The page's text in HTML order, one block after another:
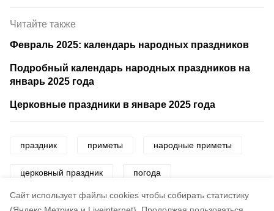
Cайт использует файлы cookies чтобы собирать статистику
Читайте также
Февраль 2025: календарь народных праздников
Подробный календарь народных праздников на
январь 2025 года
Церковные праздники в январе 2025 года
праздник приметы народные приметы
церковный праздник погода
Авторы: Маргарита Реброва